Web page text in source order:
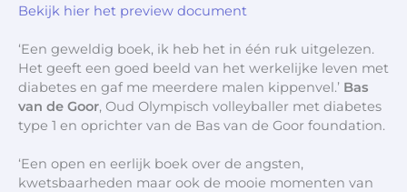
Bekijk hier het preview document
‘Een geweldig boek, ik heb het in één ruk uitgelezen.
Het geeft een goed beeld van het werkelijke leven met
diabetes en gaf me meerdere malen kippenvel.’ Bas
van de Goor, Oud Olympisch volleyballer met diabetes
type 1 en oprichter van de Bas van de Goor foundation.
‘Een open en eerlijk boek over de angsten,
kwetsbaarheden maar ook de mooie momenten van